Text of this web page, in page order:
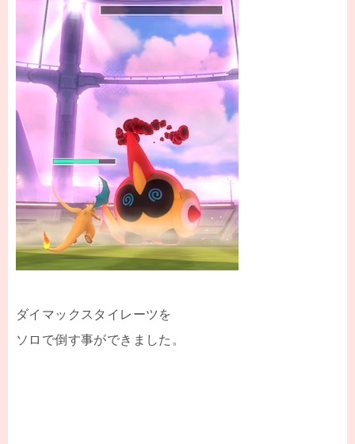
ダイマックスタイレーツを
ソロで倒す事ができました。